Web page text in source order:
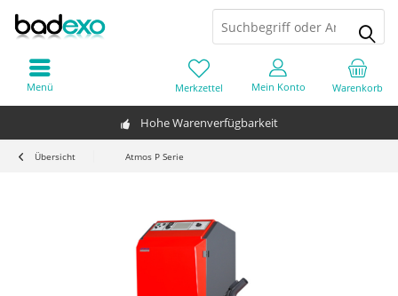
Hohe Warenverfügbarkeit
Warenkorb
Merkzettel Mein Konto
Menü
Übersicht Atmos P Serie